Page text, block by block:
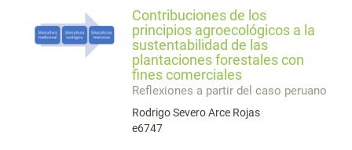
Contribuciones de los
principios agroecológicos a la
sustentabilidad de las
plantaciones forestales con
fines comerciales
Reflexiones a partir del caso peruano
Rodrigo Severo Arce Rojas
e6747